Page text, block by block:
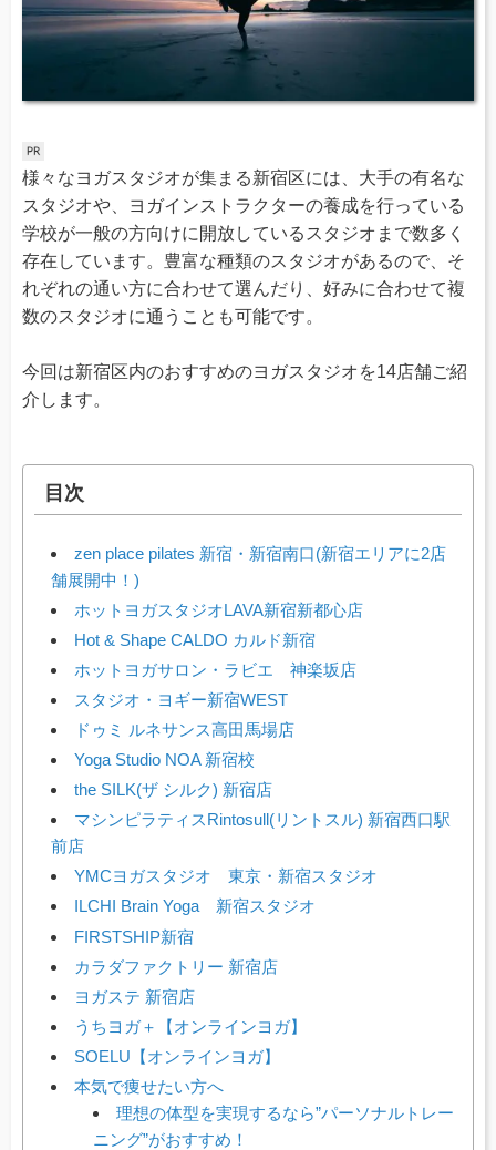
様々なヨガスタジオが集まる新宿区には、大手の有名な
スタジオや、ヨガインストラクターの養成を行っている
学校が一般の方向けに開放しているスタジオまで数多く
存在しています。豊富な種類のスタジオがあるので、そ
れぞれの通い方に合わせて選んだり、好みに合わせて複
数のスタジオに通うことも可能です。
今回は新宿区内のおすすめのヨガスタジオを14店舗ご紹
介します。
目次
zen place pilates 新宿・新宿南口(新宿エリアに2店
舗展開中！)
ホットヨガスタジオLAVA新宿新都心店
Hot & Shape CALDO カルド新宿
ホットヨガサロン・ラビエ 神楽坂店
スタジオ・ヨギー新宿WEST
ドゥミ ルネサンス高田馬場店
Yoga Studio NOA 新宿校
the SILK(ザ シルク) 新宿店
マシンピラティスRintosull(リントスル) 新宿西口駅
前店
YMCヨガスタジオ 東京・新宿スタジオ
ILCHI Brain Yoga 新宿スタジオ
FIRSTSHIP新宿
カラダファクトリー 新宿店
ヨガステ 新宿店
うちヨガ＋【オンラインヨガ】
SOELU【オンラインヨガ】
本気で痩せたい方へ
理想の体型を実現するなら”パーソナルトレー
ニング”がおすすめ！